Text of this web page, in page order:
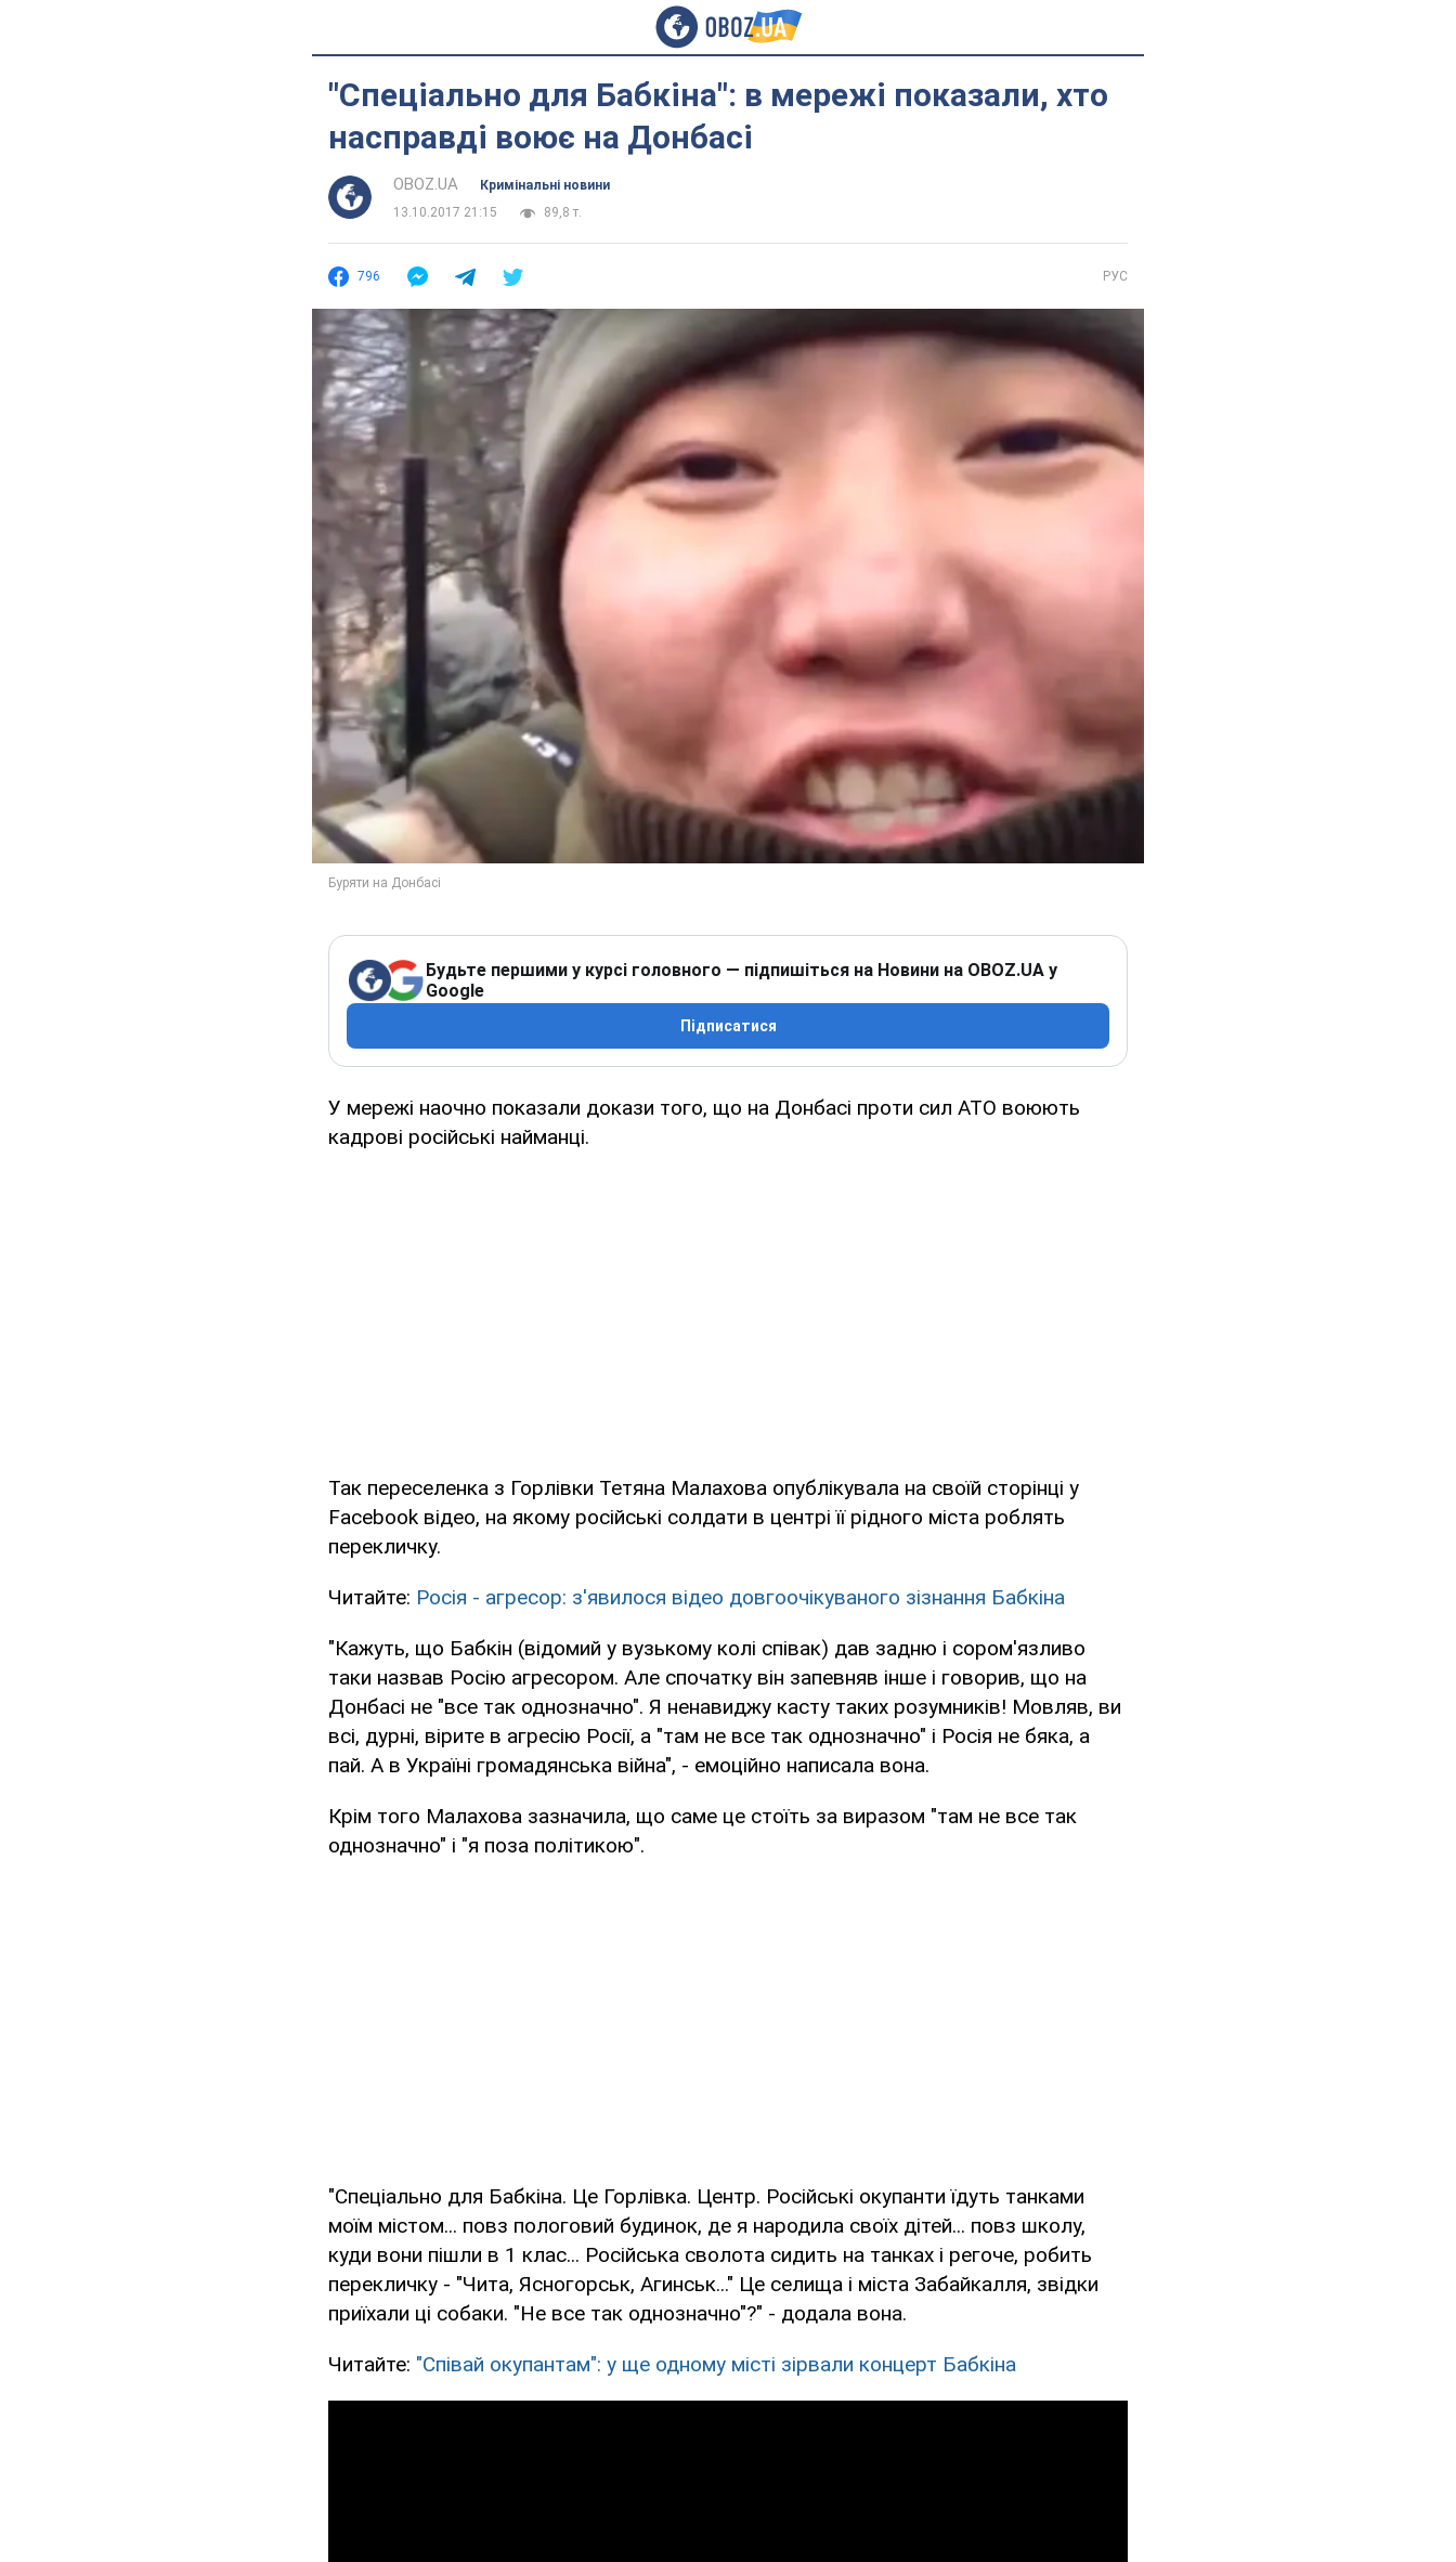
"Спеціально для Бабкіна": в мережі показали, хто
насправді воює на Донбасі
OBOZ.UA
Кримінальні новини
13.10.2017 21:15
89,8 т.
796 РУС
Будьте першими у курсі головного — підпишіться на Новини на OBOZ.UA у
Google
Підписатися
У мережі наочно показали докази того, що на Донбасі проти сил АТО воюють
кадрові російські найманці.
Так переселенка з Горлівки Тетяна Малахова опублікувала на своїй сторінці у
Facebook відео, на якому російські солдати в центрі її рідного міста роблять
перекличку.
Читайте: Росія - агресор: з'явилося відео довгоочікуваного зізнання Бабкіна
"Кажуть, що Бабкін (відомий у вузькому колі співак) дав задню і сором'язливо
таки назвав Росію агресором. Але спочатку він запевняв інше і говорив, що на
Донбасі не "все так однозначно". Я ненавиджу касту таких розумників! Мовляв, ви
всі, дурні, вірите в агресію Росії, а "там не все так однозначно" і Росія не бяка, а
пай. А в Україні громадянська війна", - емоційно написала вона.
Крім того Малахова зазначила, що саме це стоїть за виразом "там не все так
однозначно" і "я поза політикою".
"Спеціально для Бабкіна. Це Горлівка. Центр. Російські окупанти їдуть танками
моїм містом... повз пологовий будинок, де я народила своїх дітей... повз школу,
куди вони пішли в 1 клас... Російська сволота сидить на танках і регоче, робить
перекличку - "Чита, Ясногорськ, Агинськ..." Це селища і міста Забайкалля, звідки
приїхали ці собаки. "Не все так однозначно"?" - додала вона.
Читайте: "Співай окупантам": у ще одному місті зірвали концерт Бабкіна